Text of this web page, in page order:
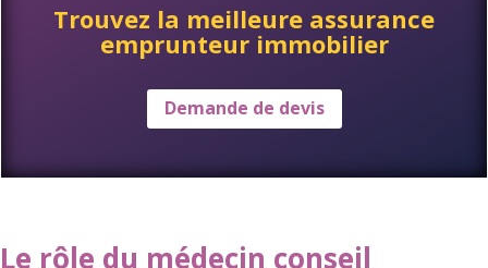
Trouvez la meilleure assurance
emprunteur immobilier
Demande de devis
Le rôle du médecin conseil